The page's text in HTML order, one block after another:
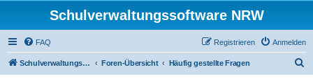
Schulverwaltungssoftware NRW
FAQ Anmelden
Registrieren
Schulverwaltungssoftware NRW Foren-Übersicht Häufig gestellte Fragen